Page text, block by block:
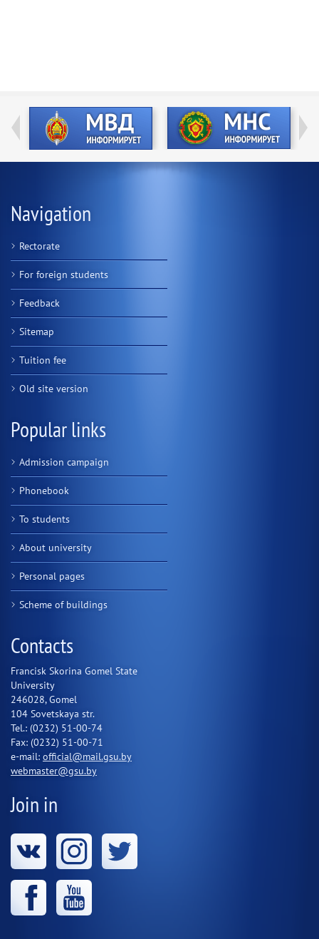
Navigation
Rectorate
For foreign students
Feedback
Sitemap
Tuition fee
Old site version
Popular links
Admission campaign
Phonebook
To students
About university
Personal pages
Scheme of buildings
Contacts
Francisk Skorina Gomel State
University
246028, Gomel
104 Sovetskaya str.
Tel.: (0232) 51-00-74
Fax: (0232) 51-00-71
e-mail: official@mail.gsu.by
webmaster@gsu.by
Join in